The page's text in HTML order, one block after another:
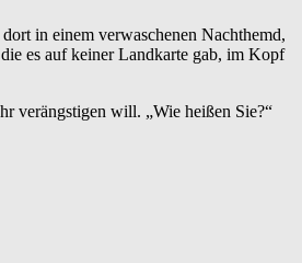
in einem verwaschenen Nachthemd,
es auf keiner Landkarte gab, im Kopf
verängstigen will. „Wie heißen Sie?“